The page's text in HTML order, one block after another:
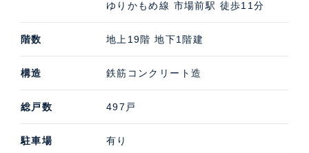
ゆりかもめ線 市場前駅 徒歩11分
階数 地上19階 地下1階建
構造 鉄筋コンクリート造
総戸数 497戸
駐車場 有り